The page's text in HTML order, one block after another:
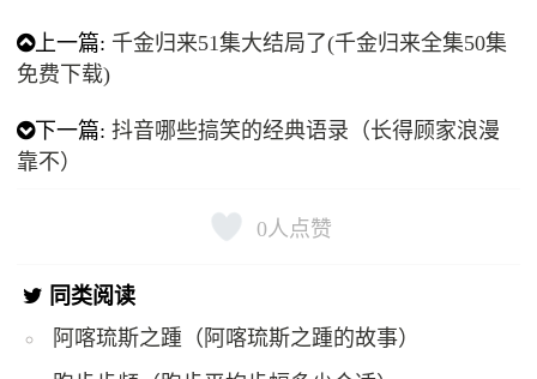
上一篇: 千金归来51集大结局了(千金归来全集50集
免费下载)
下一篇:抖音哪些搞笑的经典语录（长得顾家浪漫
靠不）
0人点赞
同类阅读
阿喀琉斯之踵（阿喀琉斯之踵的故事）